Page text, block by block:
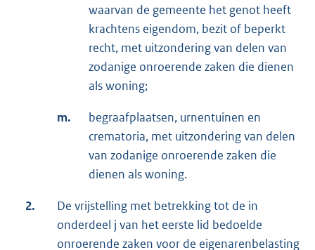
waarvan de gemeente het genot heeft
krachtens eigendom, bezit of beperkt
recht, met uitzondering van delen van
zodanige onroerende zaken die dienen
als woning;
m.
begraafplaatsen, urnentuinen en
crematoria, met uitzondering van delen
van zodanige onroerende zaken die
dienen als woning.
2.
De vrijstelling met betrekking tot de in
onderdeel j van het eerste lid bedoelde
onroerende zaken voor de eigenarenbelasting